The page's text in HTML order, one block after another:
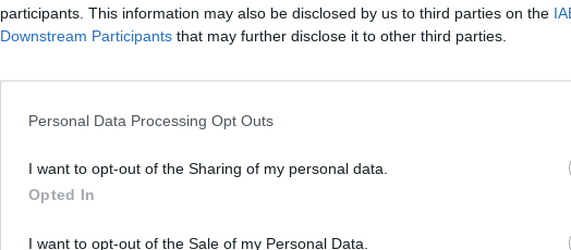
participants. This information may also be disclosed by us to third parties on the
Downstream Participants that may further disclose it to other third parties.
Personal Data Processing Opt Outs
I want to opt-out of the Sharing of my personal data.
Opted In
I want to opt-out of the Sale of my Personal Data.
Jag tror att folk köper bil
av helt fel anledning.
30 svar
Man man ha mindre ström
Senaste inlägget av
BilFixare för 8 timmar
sedani
Inget bromstryck efter
Camaro som